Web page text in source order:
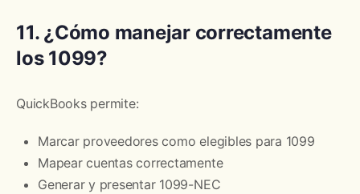
11. ¿Cómo manejar correctamente
los 1099?
QuickBooks permite:
Marcar proveedores como elegibles para 1099
Mapear cuentas correctamente
Generar y presentar 1099-NEC